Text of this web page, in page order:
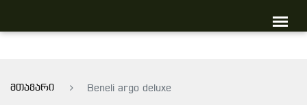
მთავარი Beneli argo deluxe